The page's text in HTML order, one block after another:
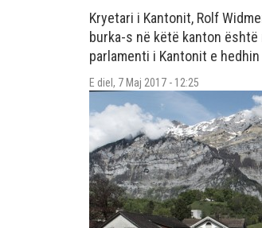
Kryetari i Kantonit, Rolf
burka-s në këtë kanton
parlamenti i Kantonit e
E diel, 7 Maj 2017 - 12:25